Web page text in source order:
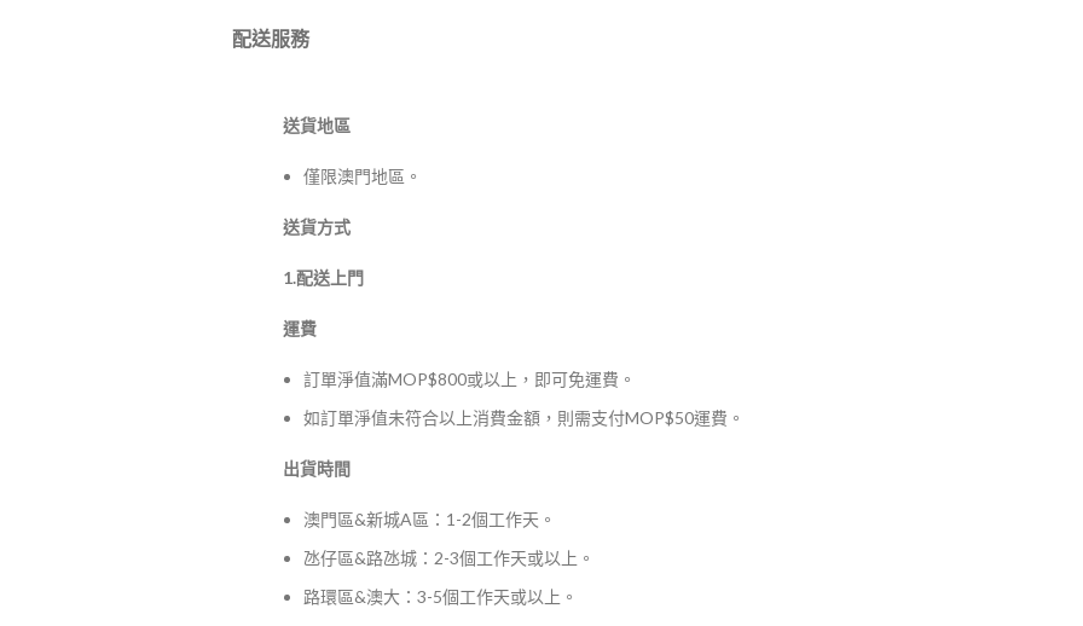
配送服務
送貨地區
僅限澳門地區。
送貨方式
1.配送上門
運費
訂單淨值滿MOP$800或以上，即可免運費。
如訂單淨值未符合以上消費金額，則需支付MOP$50運費。
出貨時間
澳門區&新城A區：1-2個工作天。
氹仔區&路氹城：2-3個工作天或以上。
路環區&澳大：3-5個工作天或以上。